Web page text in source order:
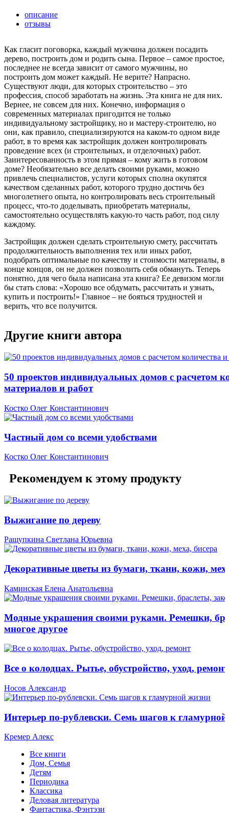
описание
отзывы
Как гласит поговорка, каждый мужчина должен посадить
дерево, построить дом и родить сына. Первое – самое простое,
последнее не всегда зависит от самого мужчины, но
построить дом может каждый. Не верите? Напрасно.
Существуют люди, для которых строительство – это
профессия, способ заработать на жизнь. Эта книга не для них.
Вернее, не совсем для них. Конечно, информация о
современных материалах пригодится не только
индивидуальному застройщику, но и мастеру-строителю, но
они, как правило, специализируются на каком-то одном виде
работ, в то время как застройщик должен контролировать
проведение всех (и строительных, и отделочных) работ.
Заинтересованность в этом прямая – кому жить в готовом
доме? Необязательно все делать своими руками, можно
привлечь специалистов, услуги которых сполна окупятся
качеством сделанных работ, которого трудно достичь без
многолетнего опыта, но контролировать весь строительный
процесс, что-то доделывать, приобретать материалы,
самостоятельно осуществлять какую-то часть работ, под силу
каждому.
Застройщик должен сделать строительную смету, рассчитать
продолжительность выполнения тех или иных работ,
подобрать оптимальные по качеству и стоимости материалы, в
конце концов, он не должен позволить себя обмануть. Теперь
понятно, для чего была написана эта книга? Ее девизом могли
бы стать слова: «Хорошо все обдумать, рассчитать и узнать,
купить и построить!» Главное – не бояться трудностей и
верить, что все получится.
Другие книги автора
50 проектов индивидуальных домов с расчетом
материалов и работ
Костко Олег Константинович
Частный дом со всеми удобствами
Костко Олег Константинович
Рекомендуем к этому продукту
Выжигание по дереву
Ращупкина Светлана Юрьевна
Декоративные цветы из бумаги, ткани, кожи,
Каминская Елена Анатольевна
Модные украшения своими руками. Ремешки,
многое другое
Все о колодцах. Рытье, обустройство, уход, ремонт
Носов Александр
Интерьер по-рублевски. Семь шагов к
Кремер Алекс
Все книги
Дом, Семья
Детям
Периодика
Классика
Деловая литература
Фантастика, Фэнтэзи